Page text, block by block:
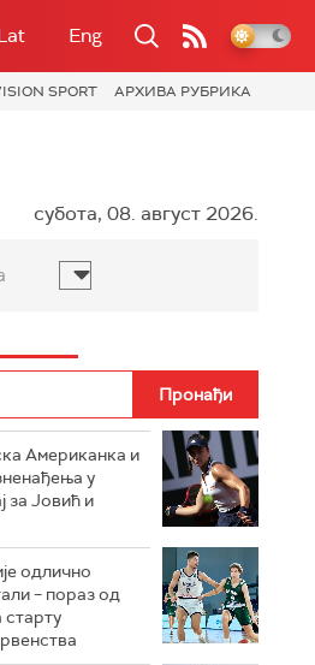
Eng
SPORT АРХИВА РУБРИКА
субота, 08. август 2026.
Американка и
у
за Јовић и
одлично
– пораз од
старту